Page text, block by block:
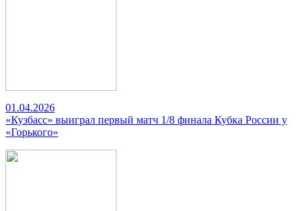
01.04.2026
«Кузбасс» выиграл первый матч 1/8 финала Кубка России у
«Горького»